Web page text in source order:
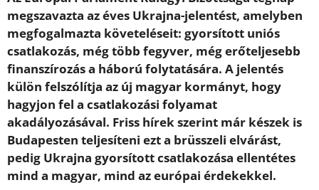
megszavazta az éves Ukrajna-jelentést, amelyben
megfogalmazta követeléseit: gyorsított uniós
csatlakozás, még több fegyver, még erőteljesebb
finanszírozás a háború folytatására. A jelentés
külön felszólítja az új magyar kormányt, hogy
hagyjon fel a csatlakozási folyamat
akadályozásával. Friss hírek szerint már készek is
Budapesten teljesíteni ezt a brüsszeli elvárást,
pedig Ukrajna gyorsított csatlakozása ellentétes
mind a magyar, mind az európai érdekekkel.